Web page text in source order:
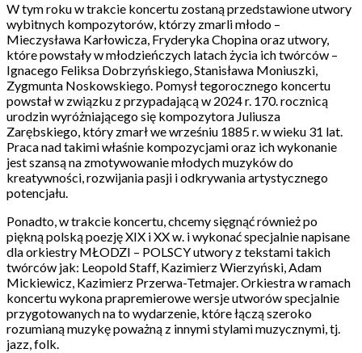
W tym roku w trakcie koncertu zostaną przedstawione utwory
wybitnych kompozytorów, którzy zmarli młodo –
Mieczysława Karłowicza, Fryderyka Chopina oraz utwory,
które powstały w młodzieńczych latach życia ich twórców –
Ignacego Feliksa Dobrzyńskiego, Stanisława Moniuszki,
Zygmunta Noskowskiego. Pomysł tegorocznego koncertu
powstał w związku z przypadającą w 2024 r. 170. rocznicą
urodzin wyróżniającego się kompozytora Juliusza
Zarębskiego, który zmarł we wrześniu 1885 r. w wieku 31 lat.
Praca nad takimi właśnie kompozycjami oraz ich wykonanie
jest szansą na zmotywowanie młodych muzyków do
kreatywności, rozwijania pasji i odkrywania artystycznego
potencjału.
Ponadto, w trakcie koncertu, chcemy sięgnąć również po
piękną polską poezję XIX i XX w. i wykonać specjalnie napisane
dla orkiestry MŁODZI – POLSCY utwory z tekstami takich
twórców jak: Leopold Staff, Kazimierz Wierzyński, Adam
Mickiewicz, Kazimierz Przerwa-Tetmajer. Orkiestra w ramach
koncertu wykona prapremierowe wersje utworów specjalnie
przygotowanych na to wydarzenie, które łączą szeroko
rozumianą muzykę poważną z innymi stylami muzycznymi, tj.
jazz, folk.